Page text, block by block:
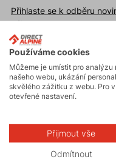
Přihlaste se k odběru
nákup.
Chceteslevu 10 %
shop.
Slevu nelze uplatnitna již
* Sleva je podmíněna
z hrubé příze, který
fleecovou vrstvou.
Používáme cookies
Můžeme je umístit pro
našeho webu, ukázání
skvělého zážitku z webu. Pro
otevřené nastavení.
Přijmout vše
Odmítnout